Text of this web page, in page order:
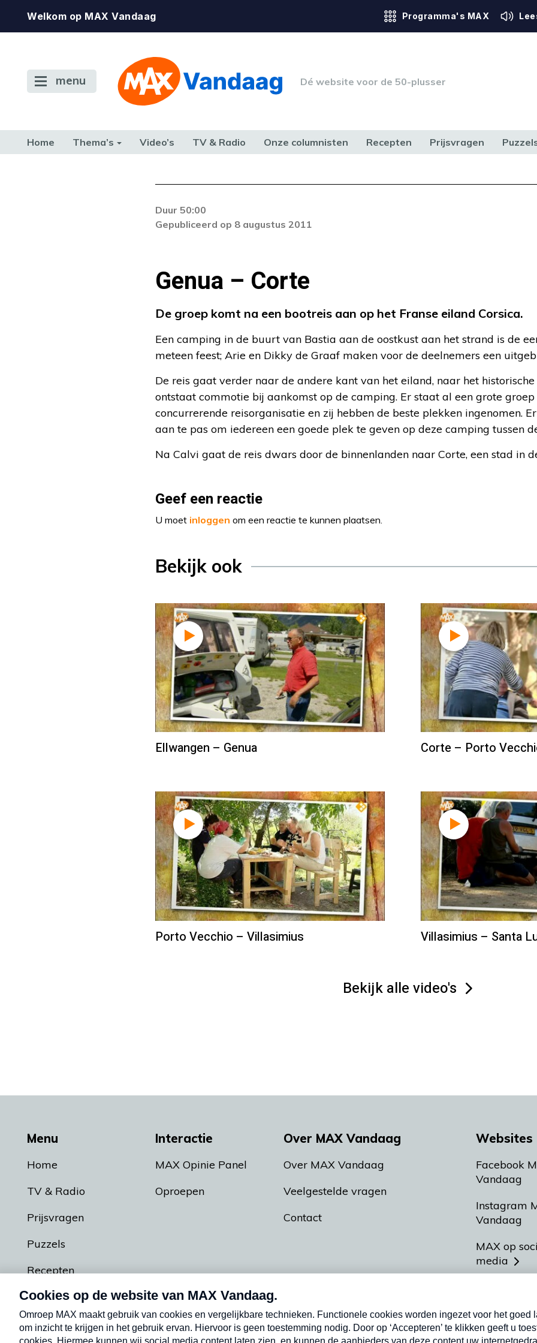
Welkom op MAX Vandaag Programma's MAX
menu Dé website voor de 50-plusser
Home Thema’s Video’s TV & Radio Onze columnisten Recepten Prijsvragen
Duur 50:00
Gepubliceerd op 8 augustus 2011
Genua – Corte
De groep komt na een bootreis aan op het Franse eiland Corsica.
Een camping in de buurt van Bastia aan de oostkust aan het strand is de
meteen feest; Arie en Dikky de Graaf maken voor de deelnemers een
De reis gaat verder naar de andere kant van het eiland, naar het
ontstaat commotie bij aankomst op de camping. Er staat al een grote
concurrerende reisorganisatie en zij hebben de beste plekken ingenomen.
aan te pas om iedereen een goede plek te geven op deze camping tussen
Na Calvi gaat de reis dwars door de binnenlanden naar Corte, een stad in
Geef een reactie
U moet inloggen om een reactie te kunnen plaatsen.
Bekijk ook
Ellwangen – Genua Corte – Porto
Porto Vecchio – Villasimius Villasimius – Santa
Bekijk alle video's
Menu
Home
TV & Radio
Prijsvragen
Puzzels
Recepten
Podcasts
Interactie
MAX Opinie Panel
Oproepen
Over MAX Vandaag
Over MAX Vandaag
Veelgestelde vragen
Contact
Websites
Facebook
Vandaag
Instagram
Vandaag
MAX op
media
Meldpunt